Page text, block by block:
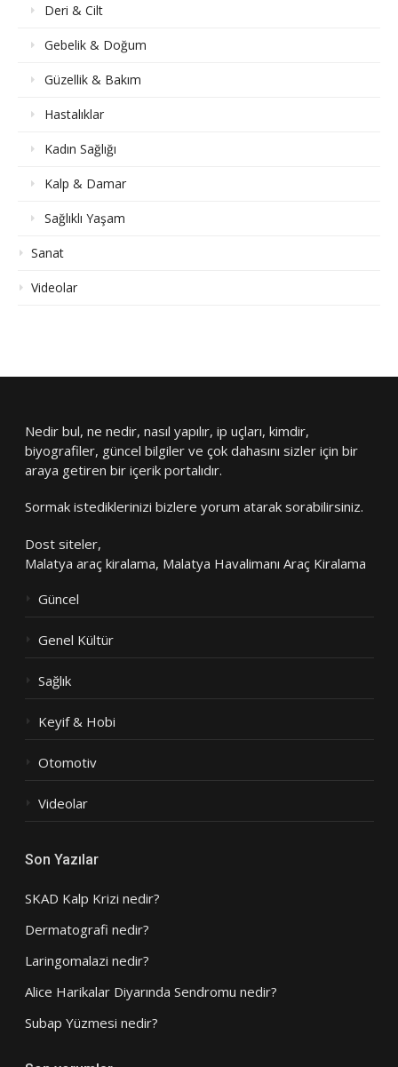
Deri & Cilt
Gebelik & Doğum
Güzellik & Bakım
Hastalıklar
Kadın Sağlığı
Kalp & Damar
Sağlıklı Yaşam
Sanat
Videolar
Nedir bul, ne nedir, nasıl yapılır, ip uçları, kimdir,
biyografiler, güncel bilgiler ve çok dahasını sizler için bir
araya getiren bir içerik portalıdır.
Sormak istediklerinizi bizlere yorum atarak sorabilirsiniz.
Dost siteler,
Malatya araç kiralama, Malatya Havalimanı Araç Kiralama
Güncel
Genel Kültür
Sağlık
Keyif & Hobi
Otomotiv
Videolar
Son Yazılar
SKAD Kalp Krizi nedir?
Dermatografi nedir?
Laringomalazi nedir?
Alice Harikalar Diyarında Sendromu nedir?
Subap Yüzmesi nedir?